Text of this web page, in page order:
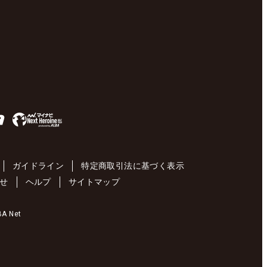
ガイドライン
特定商取引法に基づく表示
ヘルプ サイトマップ
Net